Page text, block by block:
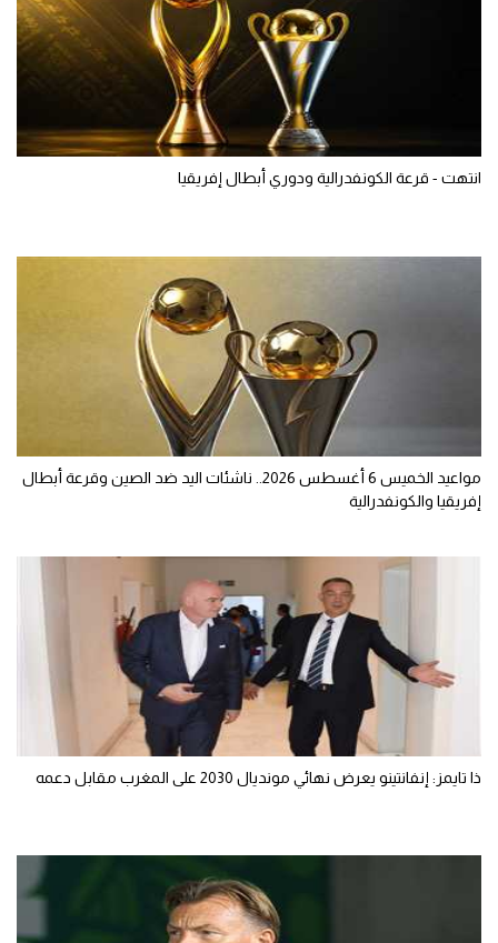
انتهت - قرعة الكونفدرالية ودوري أبطال إفريقيا
مواعيد الخميس 6 أغسطس 2026.. ناشئات اليد ضد الصين وقرعة أبطال
إفريقيا والكونفدرالية
ذا تايمز: إنفانتينو يعرض نهائي مونديال 2030 على المغرب مقابل دعمه